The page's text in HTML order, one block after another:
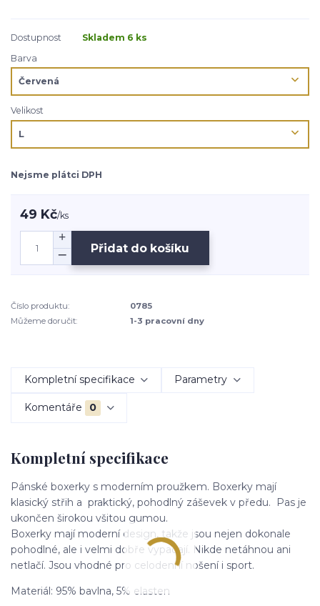
Dostupnost
Skladem 6 ks
Barva
Velikost
Nejsme plátci DPH
49 Kč/ks
Přidat do košíku
Číslo produktu:
0785
Můžeme doručit:
1-3 pracovní dny
Kompletní specifikace Parametry
Komentáře 0
Kompletní specifikace
Pánské boxerky s moderním proužkem. Boxerky mají
klasický střih a praktický, pohodlný záševek v předu. Pas je
ukončen širokou všitou gumou.
Boxerky mají moderní design, takže jsou nejen dokonale
pohodlné, ale i velmi dobře vypadají. Nikde netáhnou ani
netlačí. Jsou vhodné pro celodenní nošení i sport.
Materiál: 95% bavlna, 5% elasten